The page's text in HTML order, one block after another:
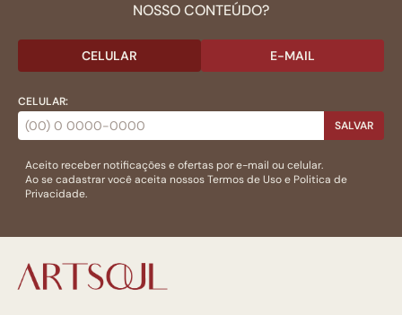
NOSSO CONTEÚDO?
CELULAR E-MAIL
CELULAR:
SALVAR
Aceito receber notificações e ofertas por e-mail ou celular.
Ao se cadastrar você aceita nossosTermos de Usoe Politica de
Privacidade.